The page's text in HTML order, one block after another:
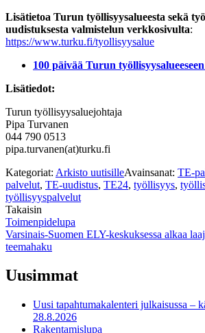
Lisätietoa Turun työllisyysalueesta sekä
uudistuksesta valmistelun verkkosivulta:
https://www.turku.fi/tyollisyysalue
100 päivää Turun
Lisätiedot:
Turun työllisyysaluejohtaja
Pipa Turvanen
044 790 0513
pipa.turvanen(at)turku.fi
Kategoriat: Arkisto uutisilleAvainsanat: TE-
palvelut, TE-uudistus, TE24, työllisyys,
työllisyyspalvelut
Takaisin
Artikkelien
selaus
Toimenpidelupa
Varsinais-Suomen ELY-keskuksessa alkaa
teemahaku
Uusimmat
Uusi tapahtumakalenteri julkaisussa –
28.8.2026
Rakentamislupa